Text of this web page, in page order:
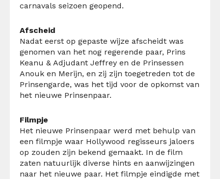
carnavals seizoen geopend.
Afscheid
Nadat eerst op gepaste wijze afscheidt was
genomen van het nog regerende paar, Prins
Keanu & Adjudant Jeffrey en de Prinsessen
Anouk en Merijn, en zij zijn toegetreden tot de
Prinsengarde, was het tijd voor de opkomst van
het nieuwe Prinsenpaar.
Filmpje
Het nieuwe Prinsenpaar werd met behulp van
een filmpje waar Hollywood regisseurs jaloers
op zouden zijn bekend gemaakt. In de film
zaten natuurlijk diverse hints en aanwijzingen
naar het nieuwe paar. Het filmpje eindigde met